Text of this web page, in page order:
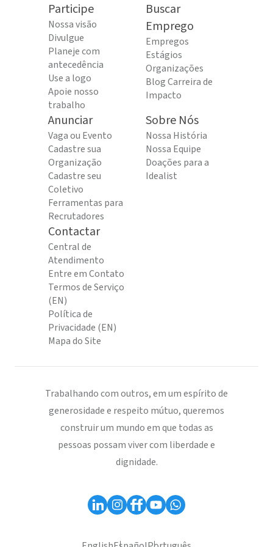
Participe
Nossa visão
Divulgue
Planeje com
antecedência
Use a logo
Apoie nosso
trabalho
Buscar
Emprego
Empregos
Estágios
Organizações
Blog Carreira de
Impacto
Anunciar
Vaga ou Evento
Cadastre sua
Organização
Cadastre seu
Coletivo
Ferramentas para
Recrutadores
Sobre Nós
Nossa História
Nossa Equipe
Doações para a
Idealist
Contactar
Central de
Atendimento
Entre em Contato
Termos de Serviço
(EN)
Política de
Privacidade (EN)
Mapa do Site
Trabalhando com outros, em um espírito de
generosidade e respeito mútuo, queremos
construir um mundo em que todas as
pessoas possam viver com liberdade e
dignidade.